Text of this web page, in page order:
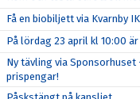
Få en biobiljett via Kvarnby IK
På lördag 23 april kl 10:00
Ny tävling via Sponsorhuset
prispengar!